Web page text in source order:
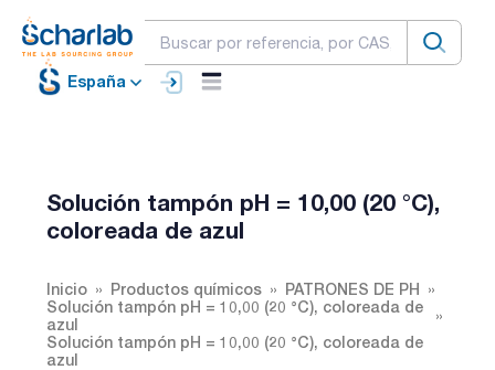
España
Solución tampón pH = 10,00 (20 °C),
coloreada de azul
Inicio Productos químicos
PATRONES DE PH
Solución tampón pH = 10,00 (20 °C), coloreada de
azul
Solución tampón pH = 10,00 (20 °C), coloreada de
azul